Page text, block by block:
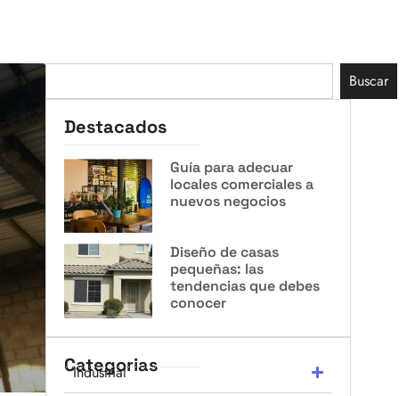
Buscar
Destacados
Guía para adecuar
locales comerciales a
nuevos negocios
Diseño de casas
pequeñas: las
tendencias que debes
conocer
Categorias
Industrial